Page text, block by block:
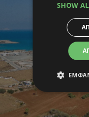
SHOW